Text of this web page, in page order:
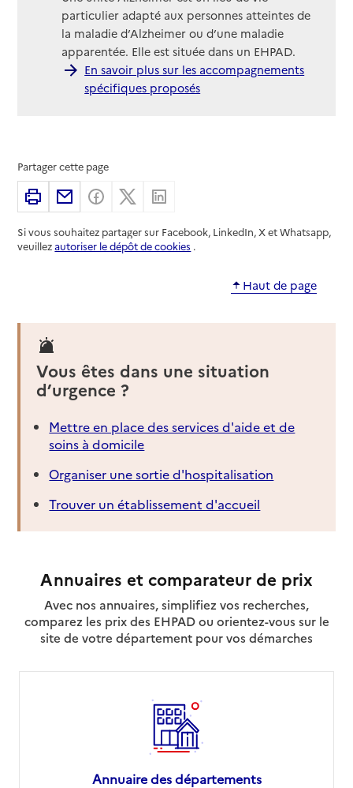
particulier adapté aux personnes atteintes de
la maladie d’Alzheimer ou d’une maladie
apparentée. Elle est située dans un EHPAD.
En savoir plus sur les accompagnements
spécifiques proposés
Partager cette page
ImprimerPartager par email
Partager sur Facebook
Partager sur X
Si vous souhaitez partager sur Facebook, LinkedIn, X et Whatsapp,
veuillezautoriser le dépôt de cookies .
Haut de page
Vous êtes dans une situation
d’urgence ?
Mettre en place des services d'aide et de
soins à domicile
Organiser une sortie d'hospitalisation
Trouver un établissement d'accueil
Annuaires et comparateur de prix
Avec nos annuaires, simplifiez vos recherches,
comparez les prix des EHPAD ou orientez-vous sur le
site de votre département pour vos démarches
Annuaire des départements